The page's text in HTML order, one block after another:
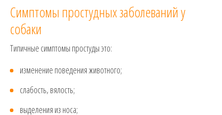
Симптомы простудных заболеваний у
собаки
Типичные симптомы простуды это:
изменение поведения животного;
слабость, вялость;
выделения из носа;